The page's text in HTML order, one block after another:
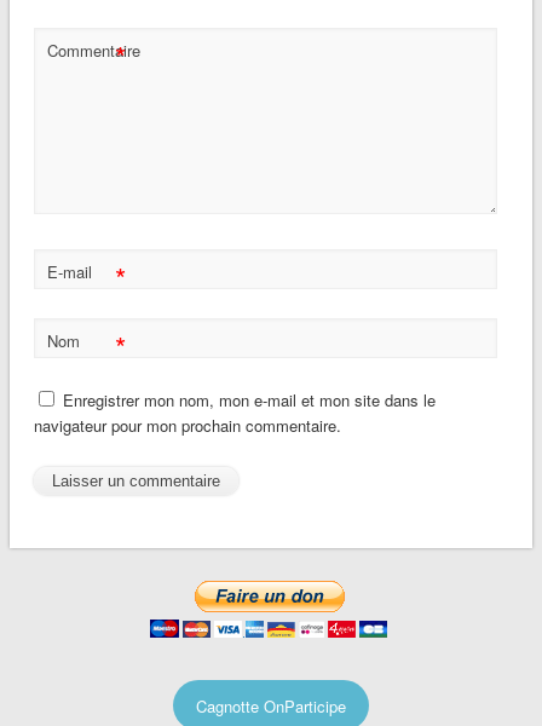
Commentaire
*
E-mail *
Nom *
Enregistrer mon nom, mon e-mail et mon site dans le
navigateur pour mon prochain commentaire.
Cagnotte OnParticipe